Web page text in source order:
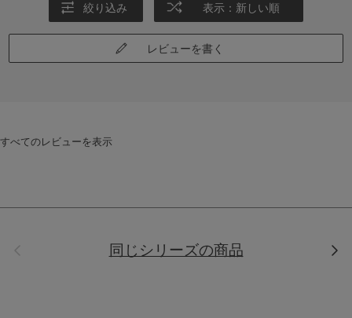
絞り込み 表示：新しい順
レビューを書く
すべてのレビューを表示
同じシリーズの商品 次